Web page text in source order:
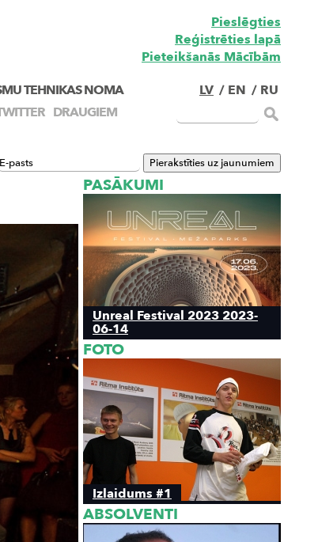
Pieslēgties
Reģistrēties lapā
Pieteikšanās Mācībām
TEHNIKAS NOMA
DRAUGIEM
LV / EN / RU
PASĀKUMI
Unreal Festival 2023 2023-
06-14
FOTO
Izlaidums #1
ABSOLVENTI